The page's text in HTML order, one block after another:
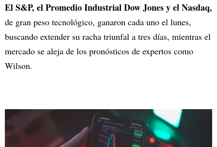
El S&P, el Promedio Industrial Dow Jones y el Nasdaq,
de gran peso tecnológico, ganaron cada uno el lunes,
buscando extender su racha triunfal a tres días, mientras el
mercado se aleja de los pronósticos de expertos como
Wilson.